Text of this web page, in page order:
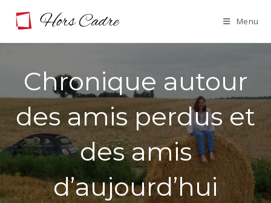
Menu
Chronique autour
des amis perdus et
des amis
d’aujourd’hui